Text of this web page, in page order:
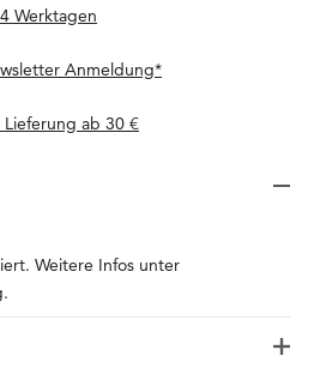
Werktagen
Anmeldung*
Lieferung ab 30 €
Weitere Infos unter